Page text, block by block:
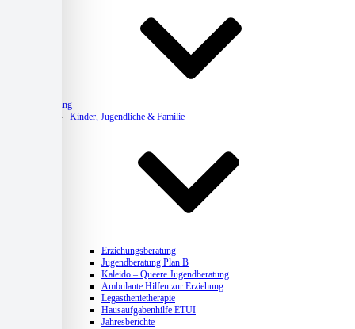
Beratung
Kinder, Jugendliche & Familie
Erziehungsberatung
Jugendberatung Plan B
Kaleido – Queere Jugendberatung
Ambulante Hilfen zur Erziehung
Legasthenietherapie
Hausaufgabenhilfe ETUI
Jahresberichte